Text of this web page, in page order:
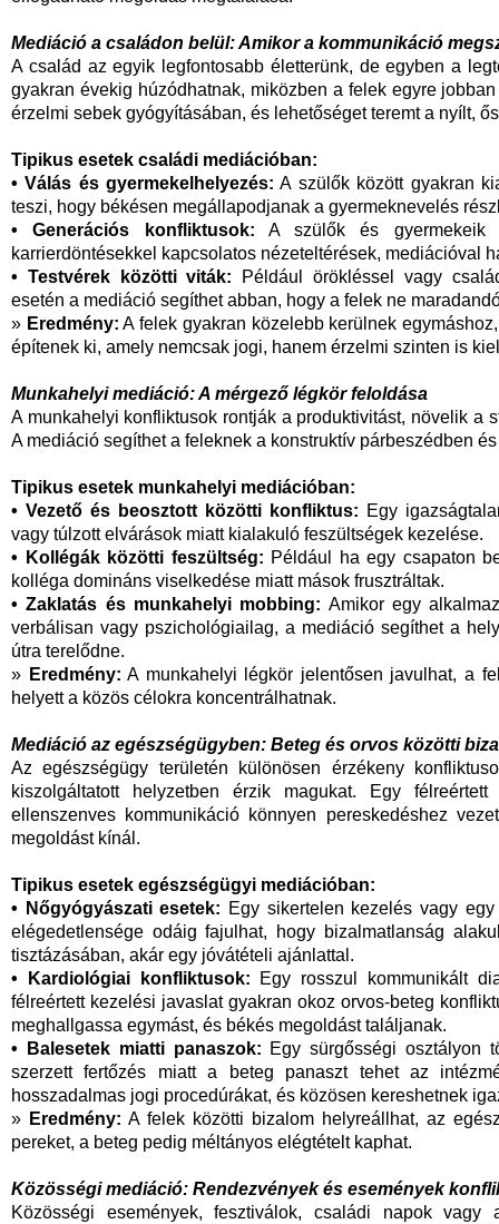
Mediáció a családon belül: Amikor a kommunikáció
A család az egyik legfontosabb életterünk, de egyben a
gyakran évekig húzódhatnak, miközben a felek egyre
érzelmi sebek gyógyításában, és lehetőséget teremt a nyílt,
Tipikus esetek családi mediációban:
• Válás és gyermekelhelyezés: A szülők között gyakran
teszi, hogy békésen megállapodjanak a gyermeknevelés
• Generációs konfliktusok: A szülők és gyermekeik
karrierdöntésekkel kapcsolatos nézeteltérések, mediációval
• Testvérek közötti viták: Például örökléssel vagy
esetén a mediáció segíthet abban, hogy a felek ne
» Eredmény: A felek gyakran közelebb kerülnek
építenek ki, amely nemcsak jogi, hanem érzelmi szinten is
Munkahelyi mediáció: A mérgező légkör feloldása
A munkahelyi konfliktusok rontják a produktivitást, növelik a
A mediáció segíthet a feleknek a konstruktív párbeszédben
Tipikus esetek munkahelyi mediációban:
• Vezető és beosztott közötti konfliktus: Egy
vagy túlzott elvárások miatt kialakuló feszültségek kezelése.
• Kollégák közötti feszültség: Például ha egy csapaton
kolléga domináns viselkedése miatt mások frusztráltak.
• Zaklatás és munkahelyi mobbing: Amikor egy
verbálisan vagy pszichológiailag, a mediáció segíthet a
útra terelődne.
» Eredmény: A munkahelyi légkör jelentősen javulhat, a
helyett a közös célokra koncentrálhatnak.
Mediáció az egészségügyben: Beteg és orvos közötti
Az egészségügy területén különösen érzékeny
kiszolgáltatott helyzetben érzik magukat. Egy
ellenszenves kommunikáció könnyen pereskedéshez
megoldást kínál.
Tipikus esetek egészségügyi mediációban:
• Nőgyógyászati esetek: Egy sikertelen kezelés vagy
elégedetlensége odáig fajulhat, hogy bizalmatlanság
tisztázásában, akár egy jóvátételi ajánlattal.
• Kardiológiai konfliktusok: Egy rosszul kommunikált
félreértett kezelési javaslat gyakran okoz orvos-beteg
meghallgassa egymást, és békés megoldást találjanak.
• Balesetek miatti panaszok: Egy sürgősségi osztályon
szerzett fertőzés miatt a beteg panaszt tehet az
hosszadalmas jogi procedúrákat, és közösen kereshetnek
» Eredmény: A felek közötti bizalom helyreállhat, az
pereket, a beteg pedig méltányos elégtételt kaphat.
Közösségi mediáció: Rendezvények és események
Közösségi események, fesztiválok, családi napok